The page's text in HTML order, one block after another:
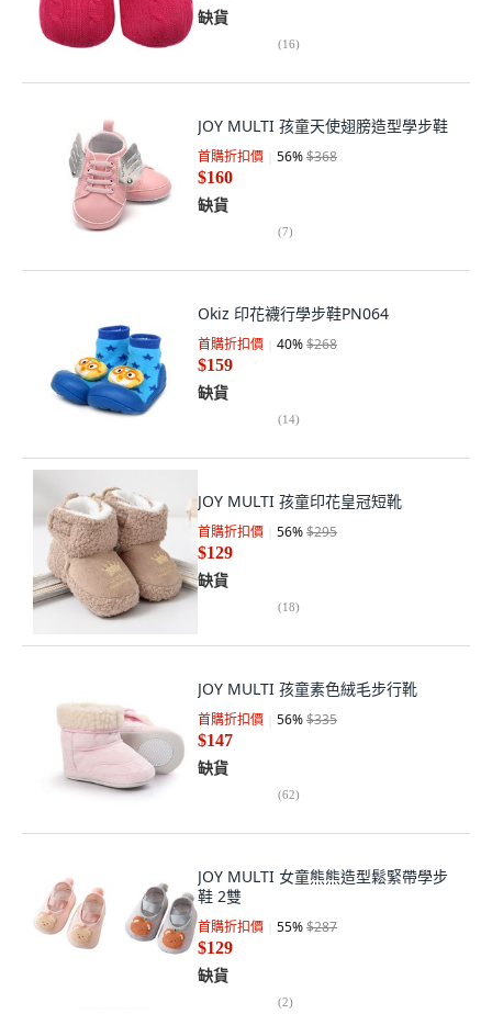
缺貨
(16)
JOY MULTI 孩童天使翅膀造型學步鞋
首購折扣價 56%$368
$160
缺貨
(7)
Okiz 印花襪行學步鞋PN064
首購折扣價 40%$268
$159
缺貨
(14)
JOY MULTI 孩童印花皇冠短靴
首購折扣價 56%$295
$129
缺貨
(18)
JOY MULTI 孩童素色絨毛步行靴
首購折扣價 56%$335
$147
缺貨
(62)
JOY MULTI 女童熊熊造型鬆緊帶學步
鞋 2雙
首購折扣價 55%$287
$129
缺貨
(2)